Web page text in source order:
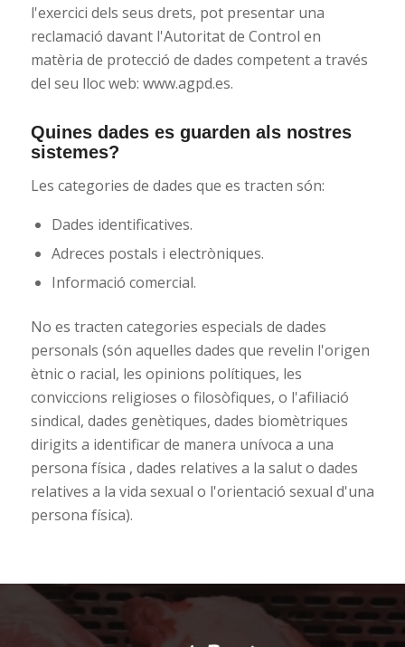
l'exercici dels seus drets, pot presentar una
reclamació davant l'Autoritat de Control en
matèria de protecció de dades competent a través
del seu lloc web: www.agpd.es.
Quines dades es guarden als nostres
sistemes?
Les categories de dades que es tracten són:
Dades identificatives.
Adreces postals i electròniques.
Informació comercial.
No es tracten categories especials de dades
personals (són aquelles dades que revelin l'origen
ètnic o racial, les opinions polítiques, les
conviccions religioses o filosòfiques, o l'afiliació
sindical, dades genètiques, dades biomètriques
dirigits a identificar de manera unívoca a una
persona física , dades relatives a la salut o dades
relatives a la vida sexual o l'orientació sexual d'una
persona física).